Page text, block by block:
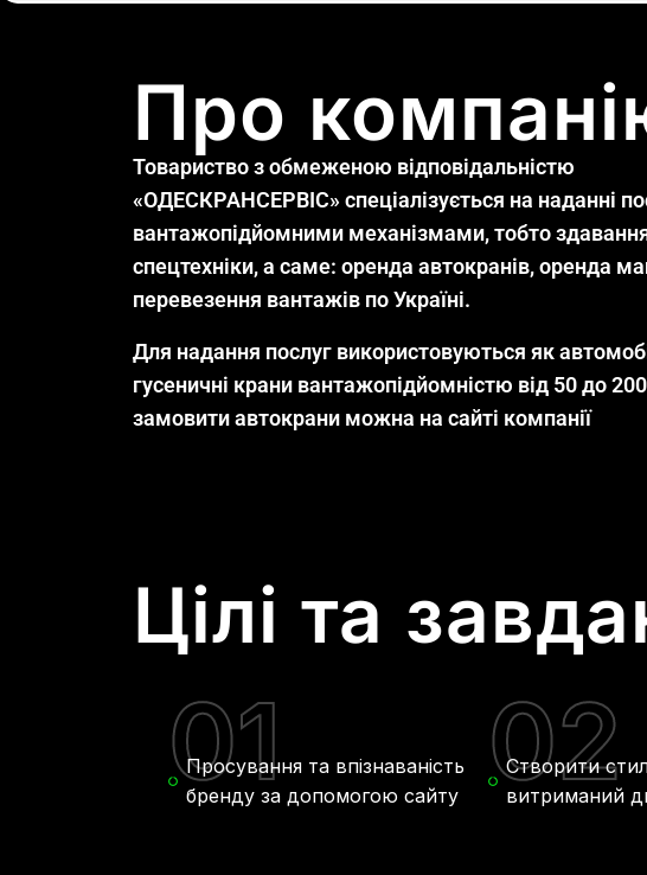
Про
Товариство з обмеженою відповідальністю
«ОДЕСКРАНСЕРВІС» спеціалізується на наданні
вантажопідйомними механізмами, тобто
спецтехніки, а саме: оренда автокранів, оренда
перевезення вантажів по Україні.
Для надання послуг використовуються як
гусеничні крани вантажопідйомністю від 50 до
замовити автокрани можна на сайті компанії
Цілі та
01
Просування та впізнаваність
бренду за допомогою сайту
02
Створити
витриманий